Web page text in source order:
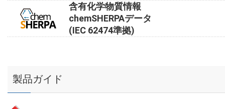
含有化学物質情報
chemSHERPAデータ
(IEC 62474準拠)
製品ガイド